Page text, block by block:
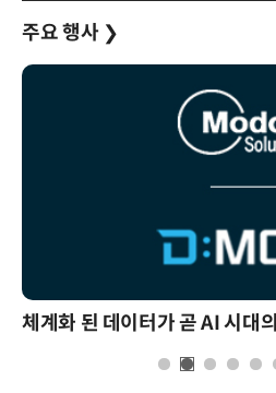
주요 행사 ❯
체계화 된 데이터가 곧 AI 시대